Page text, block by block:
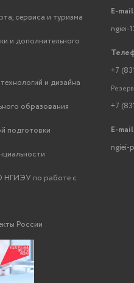
сервиса и туризма
и дополнительного
и дизайна
образования
подготовки
НГИЭУ по работе с
России
E-
ngiei-
+7
+7
E-
ngiei-